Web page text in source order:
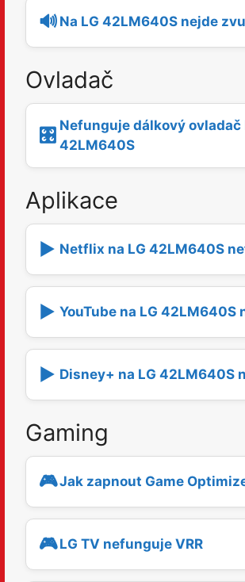
🔊 Na LG 42LM640S nejde
Ovladač
🎛️ Nefunguje dálkový ovladač
42LM640S
Aplikace
▶️ Netflix na LG 42LM640S
▶️ YouTube na LG 42LM640S
▶️ Disney+ na LG 42LM640S
Gaming
🎮Jak zapnout Game
🎮LG TV nefunguje VRR